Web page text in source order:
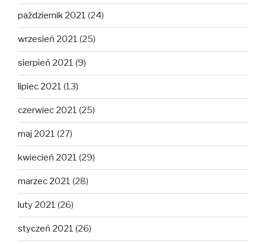
październik 2021 (24)
wrzesień 2021 (25)
sierpień 2021 (9)
lipiec 2021 (13)
czerwiec 2021 (25)
maj 2021 (27)
kwiecień 2021 (29)
marzec 2021 (28)
luty 2021 (26)
styczeń 2021 (26)